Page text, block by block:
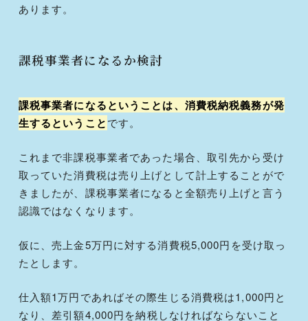
あります。
課税事業者になるか検討
課税事業者になるということは、消費税納税義務が発
生するということです。
これまで非課税事業者であった場合、取引先から受け
取っていた消費税は売り上げとして計上することがで
きましたが、課税事業者になると全額売り上げと言う
認識ではなくなります。
仮に、売上金5万円に対する消費税5,000円を受け取っ
たとします。
仕入額1万円であればその際生じる消費税は1,000円と
なり、差引額4,000円を納税しなければならないこと